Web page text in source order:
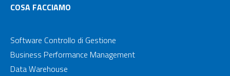
COSA FACCIAMO
Software Controllo di Gestione
Business Performance Management
Data Warehouse